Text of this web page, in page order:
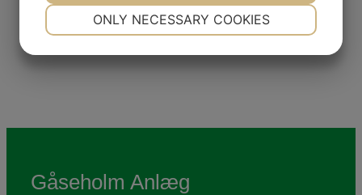
Gåseholm Anlæg
ONLY NECESSARY COOKIES